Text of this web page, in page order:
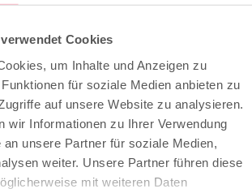
Cookies
um Inhalte und Anzeigen zu
für soziale Medien anbieten zu
auf unsere Website zu analysieren.
wir Informationen zu Ihrer Verwendung
unsere Partner für soziale Medien,
weiter. Unsere Partner führen diese
mit weiteren Daten
zum Highlight deiner Saison.
Färbetechnologie behandelt, um die
kombinierbar mit unseren gestreiften
entsprechend normal aus
Schulternähte